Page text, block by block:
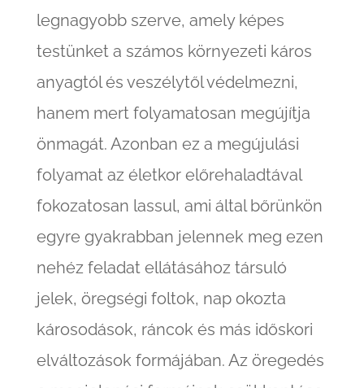
legnagyobb szerve, amely képes
testünket a számos környezeti káros
anyagtól és veszélytől védelmezni,
hanem mert folyamatosan megújítja
önmagát. Azonban ez a megújulási
folyamat az életkor előrehaladtával
fokozatosan lassul, ami által bőrünkön
egyre gyakrabban jelennek meg ezen
nehéz feladat ellátásához társuló
jelek, öregségi foltok, nap okozta
károsodások, ráncok és más időskori
elváltozások formájában. Az öregedés